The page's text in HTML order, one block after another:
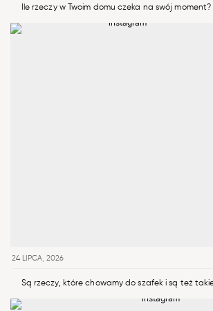
Ile rzeczy w Twoim domu czeka na swój moment?
24 LIPCA, 2026
Są rzeczy, które chowamy do szafek i są też